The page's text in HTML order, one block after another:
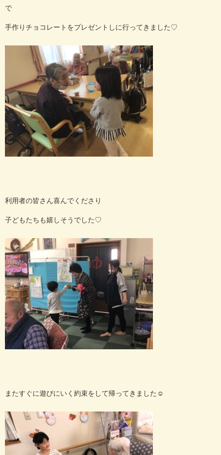
で
手作りチョコレートをプレゼントしに行ってきました♡
利用者の皆さん喜んでくださり
子どもたちも嬉しそうでした♡
またすぐに遊びにいく約束をして帰ってきました☺︎